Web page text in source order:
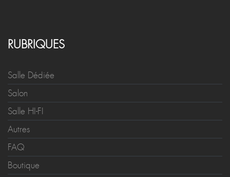
RUBRIQUES
Salle Dédiée
Salon
Salle HI-FI
Autres
FAQ
Boutique